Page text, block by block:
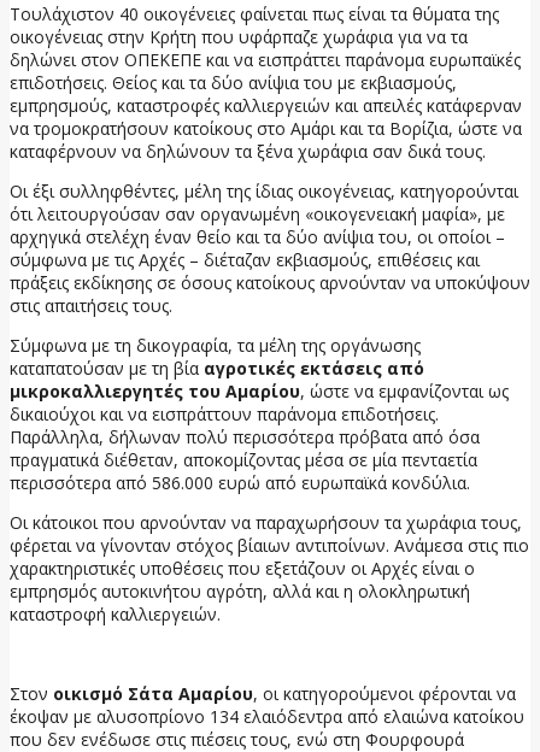
Τουλάχιστον 40 οικογένειες φαίνεται πως είναι τα θύματα της
οικογένειας στην Κρήτη που υφάρπαζε χωράφια για να τα
δηλώνει στον ΟΠΕΚΕΠΕ και να εισπράττει παράνομα ευρωπαϊκές
επιδοτήσεις. Θείος και τα δύο ανίψια του με εκβιασμούς,
εμπρησμούς, καταστροφές καλλιεργειών και απειλές κατάφερναν
να τρομοκρατήσουν κατοίκους στο Αμάρι και τα Βορίζια, ώστε να
καταφέρνουν να δηλώνουν τα ξένα χωράφια σαν δικά τους.
Οι έξι συλληφθέντες, μέλη της ίδιας οικογένειας, κατηγορούνται
ότι λειτουργούσαν σαν οργανωμένη «οικογενειακή μαφία», με
αρχηγικά στελέχη έναν θείο και τα δύο ανίψια του, οι οποίοι –
σύμφωνα με τις Αρχές – διέταζαν εκβιασμούς, επιθέσεις και
πράξεις εκδίκησης σε όσους κατοίκους αρνούνταν να υποκύψουν
στις απαιτήσεις τους.
Σύμφωνα με τη δικογραφία, τα μέλη της οργάνωσης
καταπατούσαν με τη βία αγροτικές εκτάσεις από
μικροκαλλιεργητές του Αμαρίου, ώστε να εμφανίζονται ως
δικαιούχοι και να εισπράττουν παράνομα επιδοτήσεις.
Παράλληλα, δήλωναν πολύ περισσότερα πρόβατα από όσα
πραγματικά διέθεταν, αποκομίζοντας μέσα σε μία πενταετία
περισσότερα από 586.000 ευρώ από ευρωπαϊκά κονδύλια.
Οι κάτοικοι που αρνούνταν να παραχωρήσουν τα χωράφια τους,
φέρεται να γίνονταν στόχος βίαιων αντιποίνων. Ανάμεσα στις πιο
χαρακτηριστικές υποθέσεις που εξετάζουν οι Αρχές είναι ο
εμπρησμός αυτοκινήτου αγρότη, αλλά και η ολοκληρωτική
καταστροφή καλλιεργειών.
Στον οικισμό Σάτα Αμαρίου, οι κατηγορούμενοι φέρονται να
έκοψαν με αλυσοπρίονο 134 ελαιόδεντρα από ελαιώνα κατοίκου
που δεν ενέδωσε στις πιέσεις τους, ενώ στη Φουρφουρά